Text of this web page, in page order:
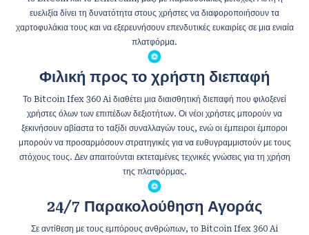
ευελιξία δίνει τη δυνατότητα στους χρήστες να διαφοροποιήσουν τα
χαρτοφυλάκια τους και να εξερευνήσουν επενδυτικές ευκαιρίες σε μια ενιαία
πλατφόρμα.
Φιλική προς το χρήστη διεπαφή
Το Bitcoin Ifex 360 Ai διαθέτει μια διαισθητική διεπαφή που φιλοξενεί
χρήστες όλων των επιπέδων δεξιοτήτων. Οι νέοι χρήστες μπορούν να
ξεκινήσουν αβίαστα το ταξίδι συναλλαγών τους, ενώ οι έμπειροι έμποροι
μπορούν να προσαρμόσουν στρατηγικές για να ευθυγραμμιστούν με τους
στόχους τους. Δεν απαιτούνται εκτεταμένες τεχνικές γνώσεις για τη χρήση
της πλατφόρμας.
24/7 Παρακολούθηση Αγοράς
Σε αντίθεση με τους εμπόρους ανθρώπων, το Bitcoin Ifex 360 Ai